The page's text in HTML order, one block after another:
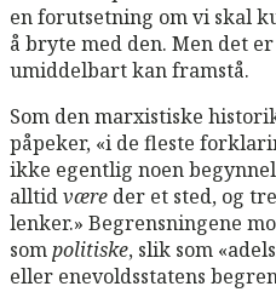
en forutsetning om vi skal
å bryte med den. Men det
umiddelbart kan framstå.
Som den marxistiske
påpeker, «i de fleste
ikke egentlig noen
alltidvære der et sted, og
lenker.» Begrensningene
sompolitiske, slik som
eller enevoldsstatens